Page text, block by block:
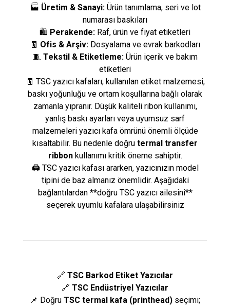
🏭 Üretim & Sanayi:Ürün tanımlama, seri ve lot
numarası baskıları
🛍️ Perakende: Raf, ürün ve fiyat etiketleri
🧾 Ofis & Arşiv: Dosyalama ve evrak barkodları
🧵 Tekstil & Etiketleme:Ürün içerik ve bakım
etiketleri
🧾 TSC yazıcı kafaları; kullanılan etiket malzemesi,
baskı yoğunluğu ve ortam koşullarına bağlı olarak
zamanla yıpranır. Düşük kaliteli ribon kullanımı,
yanlış baskı ayarları veya uyumsuz sarf
malzemeleri yazıcı kafa ömrünü önemli ölçüde
kısaltabilir. Bu nedenle doğru termal transfer
ribbonkullanımı kritik öneme sahiptir.
🖨️ TSC yazıcı kafası ararken, yazıcınızın model
tipini de baz almanız önemlidir. Aşağıdaki
bağlantılardan **doğru TSC yazıcı ailesini**
seçerek uyumlu kafalara ulaşabilirsiniz
🔗 TSC Barkod Etiket Yazıcılar
🔗 TSC Endüstriyel Yazıcılar
📌 Doğru TSC termal kafa (printhead) seçimi;